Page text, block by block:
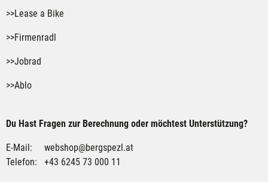
>>Lease a Bike
>>Firmenradl
>>Jobrad
>>Ablo
Du Hast Fragen zur Berechnung oder möchtest Unterstützung?
E-Mail: webshop@bergspezl.at
Telefon: +43 6245 73 000 11